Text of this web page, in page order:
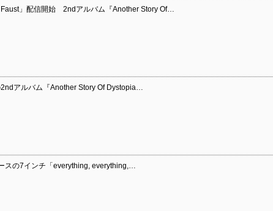
」配信開始 2ndアルバム『Another Story Of…
アルバム『Another Story Of Dystopia…
スの7インチ「everything, everything,…